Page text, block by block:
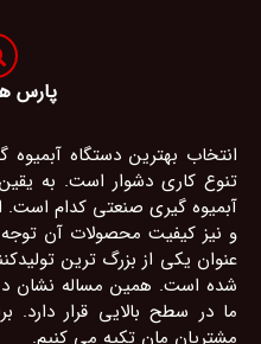
پارس
انتخاب بهترین دستگاه
تنوع کاری دشوار است. به
آبمیوه گیری صنعتی کدام است.
و نیز کیفیت محصولات آن
عنوان یکی از بزرگ ترین
شده است. همین مساله نشان
ما در سطح بالایی قرار دارد.
مشتریان مان تکیه می کنیم.